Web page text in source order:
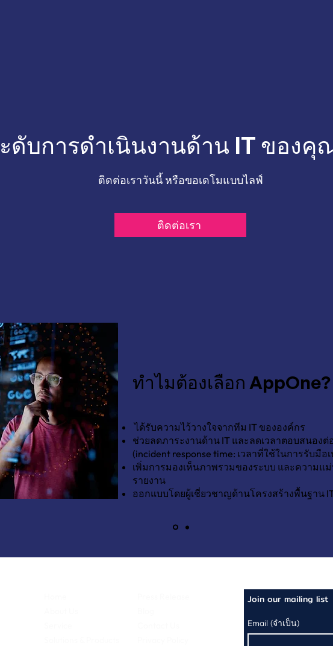
ดับการดำเนินงานด้าน IT ของคุ
ติดต่อเราวันนี้ หรือขอเดโมแบบไลฟ์
ติดต่อเรา
ทำไมต้องเลือก AppOne?
ได้รับความไว้วางใจจากทีม IT ขององค์กร
ช่วยลดภาระงานด้าน IT และลดเวลาตอบสนอง
(incident response time: เวลาที่ใช้ในการรับมือ
เพิ่มการมองเห็นภาพรวมของระบบ และความแ
รายงาน
ออกแบบโดยผู้เชี่ยวชาญด้านโครงสร้างพื้นฐาน
Join our mailing list
Email (จำเป็น)